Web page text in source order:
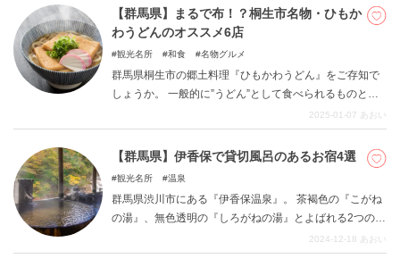
いクレープのお店をご紹介します。 生地やクリームにこ
だわったお店を厳選しましたので、ぜひご参考にしてく
【群馬県】まるで布！？桐生市名物・ひもか
わうどんのオススメ6店
観光名所 和食 名物グルメ
群馬県桐生市の郷土料理『ひもかわうどん』をご存知で
しょうか。 一般的に”うどん”として食べられるものとは
異なり、幅広の形状をしているのが特徴です。 一見する
とまるで布のようなので、そのルックスのおもしろさか
らメディアで紹介される機会も多い名物グルメとして知
られるようになりました。 今回は、そんなひもかわうど
2025-01-07 あおい
【群馬県】伊香保で貸切風呂のあるお宿4選
観光名所 温泉
群馬県渋川市にある『伊香保温泉』。 茶褐色の『こがね
の湯』、無色透明の『しろがねの湯』とよばれる2つの源
泉を持つ人気温泉地です。 食べ歩きできるお店が立ち並
ぶ石段街は、シンボル的な存在。 所説あるものの、温泉
2024-12-18 あおい